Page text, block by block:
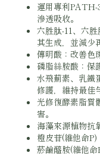
運用專利PATH-
滲透吸收。
六胜肽-11、六
其生成，並減少
傳明酸：改善色
磷脂絲胺酸：保
水飛薊素、乳鐵
修護，維持最佳
光修復酵素脂質
害。
海藻來源植物抗
橙皮苷(維他命P)
菸鹼醯胺(維他命